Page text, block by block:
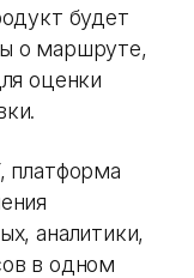
будет
о маршруте,
оценки
платформа
аналитики,
в одном